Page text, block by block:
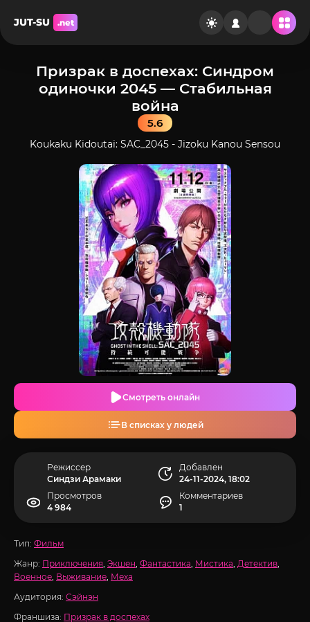
JUT-SU .net
Призрак в доспехах: Синдром
одиночки 2045 — Стабильная
война
5.6
Koukaku Kidoutai: SAC_2045 - Jizoku Kanou Sensou
Смотреть онлайн
В списках у людей
Режиссер
Синдзи Арамаки
Добавлен
24-11-2024, 18:02
Просмотров
4 984
Комментариев
1
Тип: Фильм
Жанр: Приключения, Экшен, Фантастика, Мистика, Детектив,
Военное, Выживание, Меха
Аудитория: Сэйнэн
Франшиза: Призрак в доспехах